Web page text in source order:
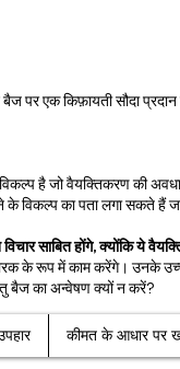
पर एक किफ़ायती सौदा
है जो वैयक्तिकरण की
के विकल्प का पता लगा सकते
विचार साबित होंगे, क्योंकि
के रूप में काम करेंगे। उनके
बैज का अन्वेषण क्यों न करें?
कीमत के आधार पर